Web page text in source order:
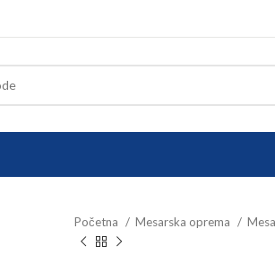
Početna Mesarska oprema